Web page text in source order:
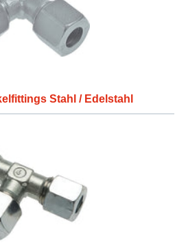
Stahl / Edelstahl